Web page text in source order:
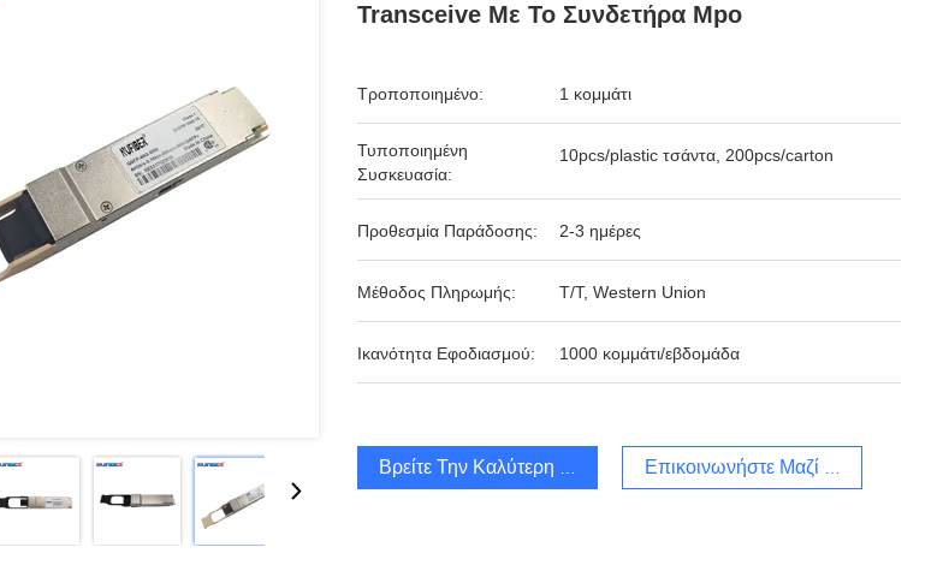
Transceive Με Το Συνδετήρα Mpo
Τροποποιημένο: 1 κομμάτι
Τυποποιημένη
Συσκευασία:
10pcs/plastic τσάντα, 200pcs/carton
Προθεσμία Παράδοσης: 2-3 ημέρες
Μέθοδος Πληρωμής: T/T, Western Union
Ικανότητα Εφοδιασμού: 1000 κομμάτι/εβδομάδα
Βρείτε Την Καλύτερη Τιμή Επικοινωνήστε Μαζί Μας